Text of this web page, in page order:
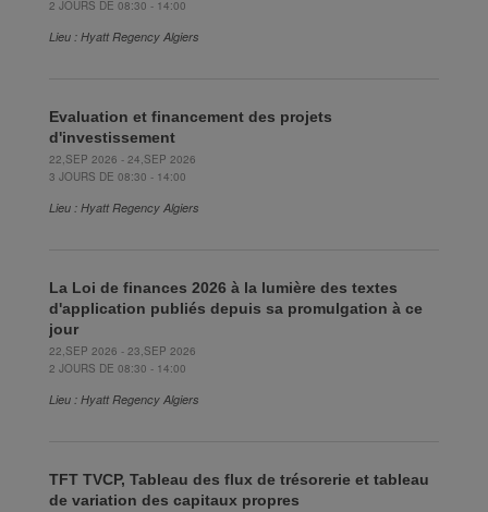
2 JOURS DE 08:30 - 14:00
Lieu : Hyatt Regency Algiers
Evaluation et financement des projets
d'investissement
22,SEP 2026 - 24,SEP 2026
3 JOURS DE 08:30 - 14:00
Lieu : Hyatt Regency Algiers
La Loi de finances 2026 à la lumière des textes
d'application publiés depuis sa promulgation à ce
jour
22,SEP 2026 - 23,SEP 2026
2 JOURS DE 08:30 - 14:00
Lieu : Hyatt Regency Algiers
TFT TVCP, Tableau des flux de trésorerie et tableau
de variation des capitaux propres